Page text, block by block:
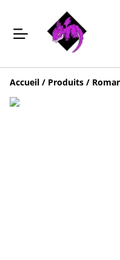
Accueil / Produits /